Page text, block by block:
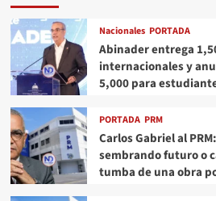
Nacionales PORTADA
Abinader entrega
internacionales y
5,000 para
PORTADA PRM
Carlos Gabriel al
sembrando futuro o
tumba de una obra